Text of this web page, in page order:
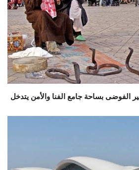
الفوضى بساحة جامع الفنا والأمن يتدخل